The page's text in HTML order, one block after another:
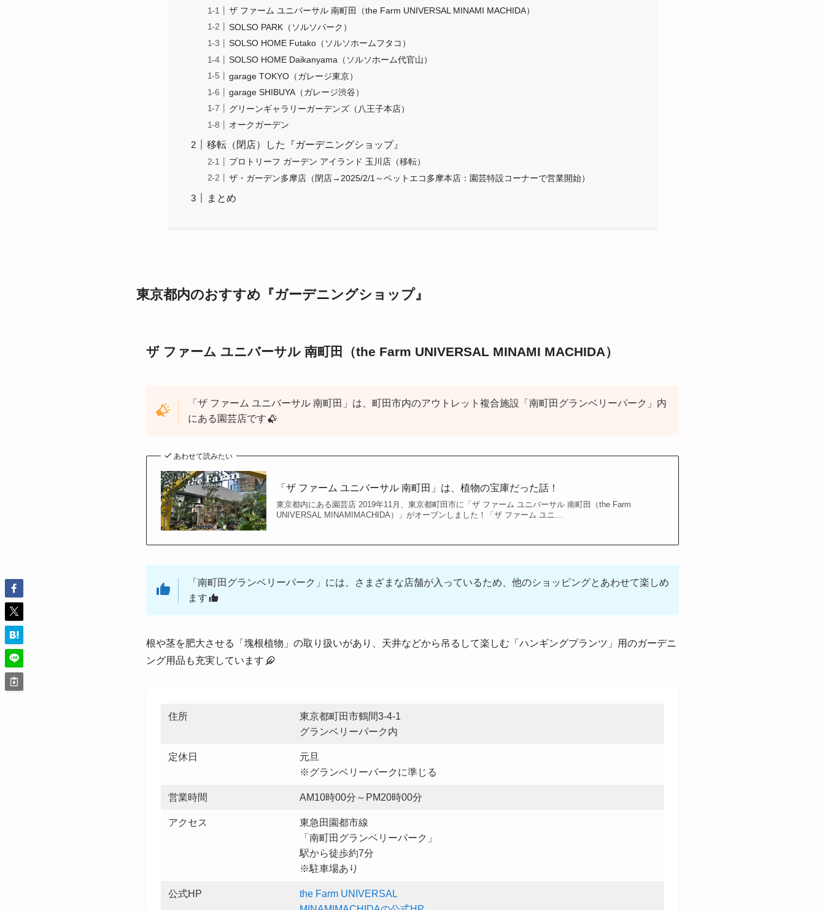
ザ ファーム ユニバーサル 南町田（the Farm UNIVERSAL MINAMI MACHIDA）
SOLSO PARK（ソルソパーク）
SOLSO HOME Futako（ソルソホームフタコ）
SOLSO HOME Daikanyama（ソルソホーム代官山）
garage TOKYO（ガレージ東京）
garage SHIBUYA（ガレージ渋谷）
グリーンギャラリーガーデンズ（八王子本店）
オークガーデン
移転（閉店）した『ガーデニングショップ』
プロトリーフ ガーデン アイランド 玉川店（移転）
ザ・ガーデン多摩店（閉店→2025/2/1～ペットエコ多摩本店：園芸特設コーナーで営業開始）
まとめ
東京都内のおすすめ『ガーデニングショップ』
ザ ファーム ユニバーサル 南町田（the Farm UNIVERSAL MINAMI MACHIDA）
「ザ ファーム ユニバーサル 南町田」は、町田市内のアウトレット複合施設「南町田グランベリーパーク」内
にある園芸店です
あわせて読みたい
「ザ ファーム ユニバーサル 南町田」は、植物の宝庫だった話！
東京都内にある園芸店 2019年11月、東京都町田市に「ザ ファーム ユニバーサル 南町田（the Farm
UNIVERSAL MINAMIMACHIDA）」がオープンしました！「ザ ファーム ユニ…
「南町田グランベリーパーク」には、さまざまな店舗が入っているため、他のショッピングとあわせて楽しめ
ます
根や茎を肥大させる「塊根植物」の取り扱いがあり、天井などから吊るして楽しむ「ハンギングプランツ」用のガーデニ
ング用品も充実しています
住所
東京都町田市鶴間3-4-1
グランベリーパーク内
定休日
元旦
※グランベリーパークに準じる
営業時間 AM10時00分～PM20時00分
アクセス
東急田園都市線
「南町田グランベリーパーク」
駅から徒歩約7分
※駐車場あり
公式HP
the Farm UNIVERSAL